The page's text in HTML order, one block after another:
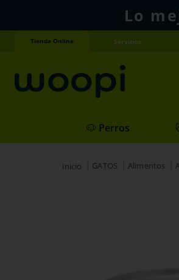
Lo
Tienda Online Servicios
🐶 Perros
GATOS Alimentos